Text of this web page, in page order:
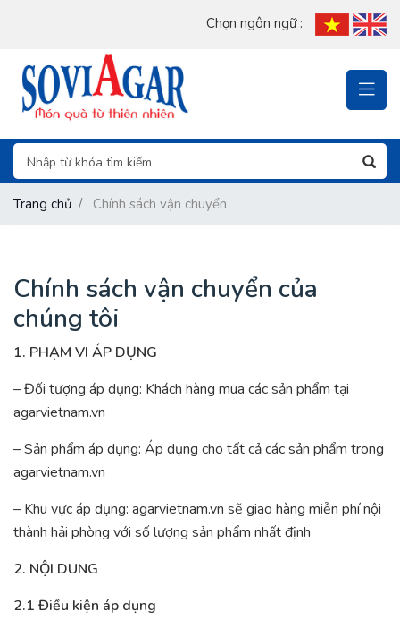
Chọn ngôn ngữ :
Trang chủ Chính sách vận chuyển
Chính sách vận chuyển của
chúng tôi
1. PHẠM VI ÁP DỤNG
– Đối tượng áp dụng: Khách hàng mua các sản phẩm tại
agarvietnam.vn
– Sản phẩm áp dụng: Áp dụng cho tất cả các sản phẩm trong
agarvietnam.vn
– Khu vực áp dụng: agarvietnam.vn sẽ giao hàng miễn phí nội
thành hải phòng với số lượng sản phẩm nhất định
2. NỘI DUNG
2.1 Điều kiện áp dụng